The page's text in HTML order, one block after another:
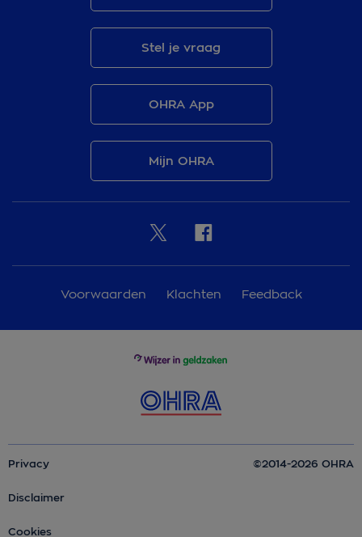
Stel je vraag
OHRA App
Mijn OHRA
Voorwaarden Klachten Feedback
Privacy
Disclaimer
Cookies
©2014-2026 OHRA